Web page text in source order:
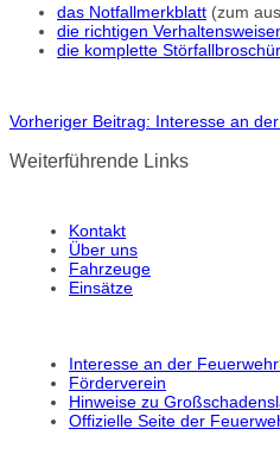
das Notfallmerkblatt (zum
die richtigen
die komplette
Vorheriger Beitrag: Interesse an
Weiterführende Links
Kontakt
Über uns
Fahrzeuge
Einsätze
Interesse an der
Förderverein
Hinweise zu
Offizielle Seite der